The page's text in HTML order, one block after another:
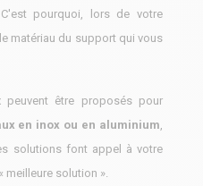
pourquoi, lors de votre
matériau du support qui vous
peuvent être proposés pour
en inox ou en aluminium,
solutions font appel à votre
meilleure solution ».